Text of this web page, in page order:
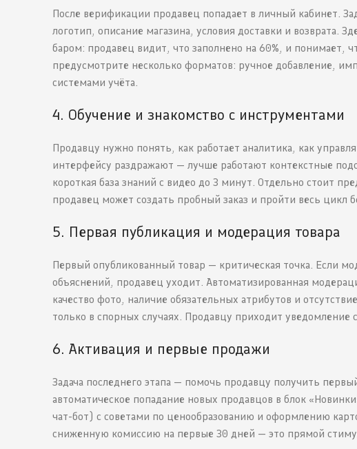
После верификации продавец попадает в личный кабинет.
логотип, описание магазина, условия доставки и возврата.
баром: продавец видит, что заполнено на 60%, и понимает,
предусмотрите несколько форматов: ручное добавление,
системами учёта.
4. Обучение и знакомство с инструментами
Продавцу нужно понять, как работает аналитика, как
интерфейсу раздражают — лучше работают контекстные
короткая база знаний с видео до 3 минут. Отдельно стоит
продавец может создать пробный заказ и пройти весь цикл
5. Первая публикация и модерация товара
Первый опубликованный товар — критическая точка. Если
объяснений, продавец уходит. Автоматизированная
качество фото, наличие обязательных атрибутов и
только в спорных случаях. Продавцу приходит
6. Активация и первые продажи
Задача последнего этапа — помочь продавцу получить
автоматическое попадание новых продавцов в блок
чат-бот) с советами по ценообразованию и оформлению
сниженную комиссию на первые 30 дней — это прямой